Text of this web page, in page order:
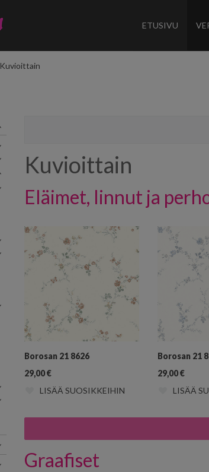
ETUSIVU
Kuvioittain
Kuvioittain
Eläimet, linnut ja
Borosan 21 8626
29,00€
LISÄÄ SUOSIKKEIHIN
Borosan 21
29,00€
LISÄÄ
Graafiset